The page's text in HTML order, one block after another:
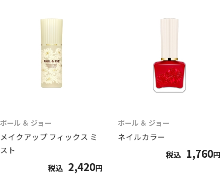
ポール ＆ ジョー
メイクアップ フィックス ミ
スト
税込 2,420円
ポール ＆ ジョー
ネイルカラー
税込 1,760円